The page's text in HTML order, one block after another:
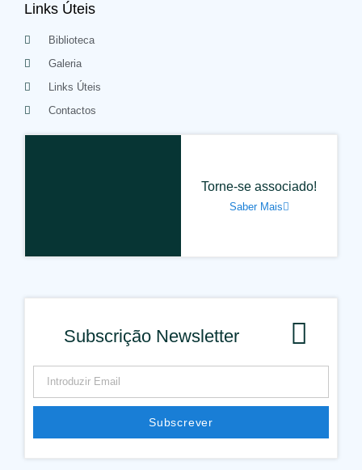
Links Úteis
Biblioteca
Galeria
Links Úteis
Contactos
Torne-se associado!
Saber Mais
Subscrição Newsletter
Subscrever